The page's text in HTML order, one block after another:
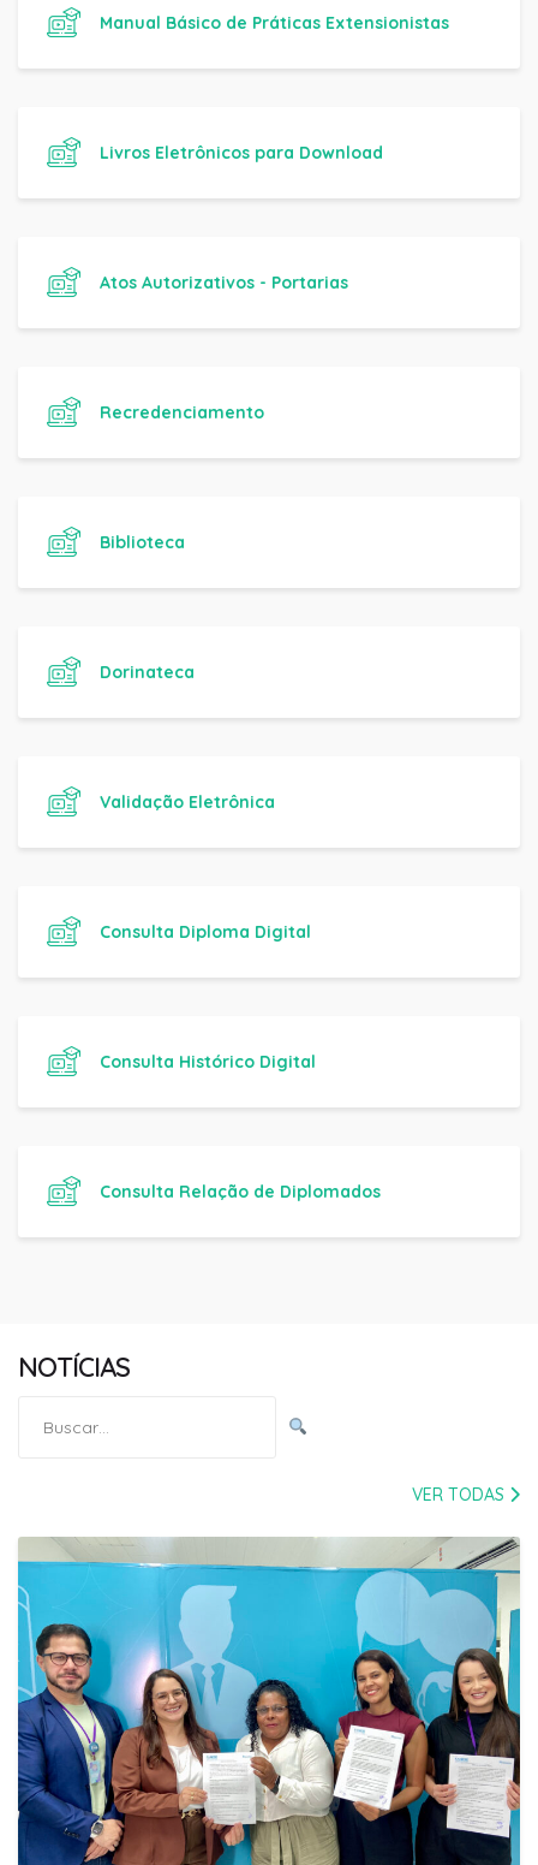
Manual Básico de Práticas Extensionistas
Livros Eletrônicos para Download
Atos Autorizativos - Portarias
Recredenciamento
Biblioteca
Dorinateca
Validação Eletrônica
Consulta Diploma Digital
Consulta Histórico Digital
Consulta Relação de Diplomados
NOTÍCIAS
por:
VER TODAS